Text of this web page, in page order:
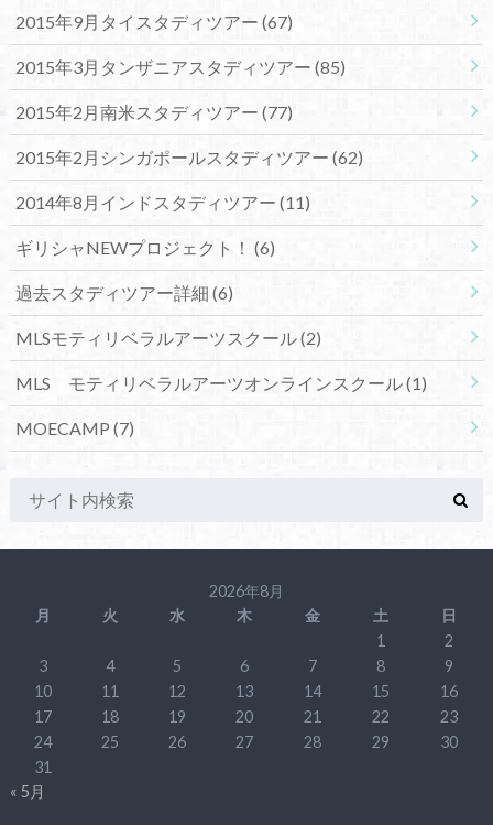
2015年9月タイスタディツアー (67)
2015年3月タンザニアスタディツアー (85)
2015年2月南米スタディツアー (77)
2015年2月シンガポールスタディツアー (62)
2014年8月インドスタディツアー (11)
ギリシャNEWプロジェクト！ (6)
過去スタディツアー詳細 (6)
MLSモティリベラルアーツスクール(2)
MLS モティリベラルアーツオンラインスクール(1)
MOECAMP (7)
2026年8月
月
火 水 木 金 土
日
1
2
3
4 5 6 7 8
9
10
11 12 13 14 15
16
17
18 19 20 21 22
23
24
25 26 27 28 29
30
31
« 5月